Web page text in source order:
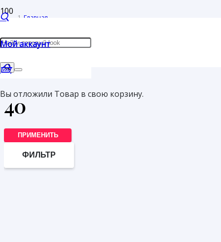
Мой аккаунт
Вы отложили Товар в свою корзину.
Главная
Товар Размер
40
ПРИМЕНИТЬ
ФИЛЬТР